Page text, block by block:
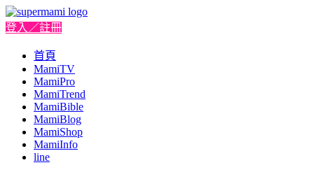
登入／註冊
首頁
MamiTV
MamiPro
MamiTrend
MamiBible
MamiBlog
MamiShop
MamiInfo
line